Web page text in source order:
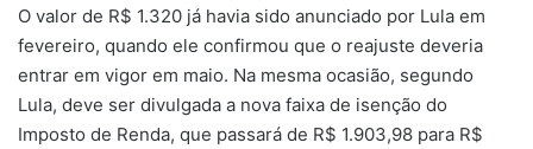
O valor de R$ 1.320 já havia sido anunciado por Lula em
fevereiro, quando ele confirmou que o reajuste deveria
entrar em vigor em maio. Na mesma ocasião, segundo
Lula, deve ser divulgada a nova faixa de isenção do
Imposto de Renda, que passará de R$ 1.903,98 para R$